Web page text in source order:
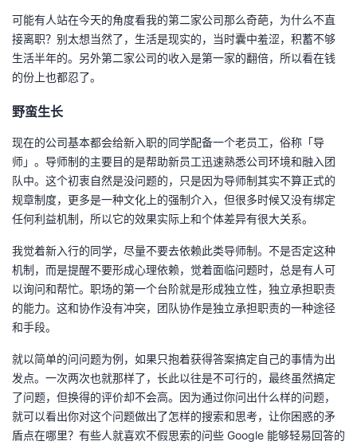
可能有人站在今天的角度看我的第二家公司那么奇葩，为什么不直
接离职？别太想当然了，生活是现实的，当时囊中羞涩，积蓄不够
生活半年的。另外第二家公司的收入是第一家的翻倍，所以看在钱
的份上也都忍了。
野蛮生长
现在的公司基本都会给新入职的同学配备一个老员工，俗称「导
师」。导师制的主要目的是帮助新员工迅速熟悉公司环境和融入团
队中。这个初衷自然是没问题的，只是因为导师制其实不算正式的
规章制度，更多是一种文化上的强制介入，但很多时候又没有绑定
任何利益机制，所以它的效果实际上和个体差异有很大关系。
我觉着新入行的同学，尽量不要去依赖此类导师制。不是否定这种
机制，而是提醒不要形成心理依赖，觉着面临问题时，总是有人可
以询问和帮忙。职场的第一个台阶就是形成独立性，独立承担职责
的能力。这和协作没有冲突，团队协作是独立承担职责的一种途径
和手段。
就以简单的问问题为例，如果只抱着获得答案搞定自己的事情为出
发点。一次两次也就那样了，长此以往是不可行的，最终虽然搞定
了问题，但换得的评价却不会高。因为通过你问出什么样的问题，
就可以看出你对这个问题做出了怎样的搜索和思考，让你困惑的矛
盾点在哪里？有些人就喜欢不假思索的问些 Google 能够轻易回答的